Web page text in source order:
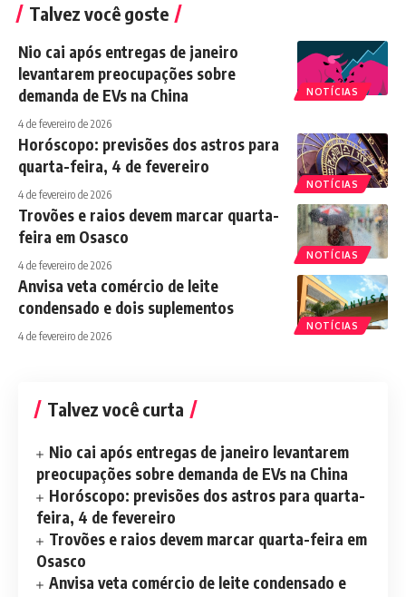
Talvez você goste
NOTÍCIAS
Nio cai após entregas de janeiro
levantarem preocupações sobre
demanda de EVs na China
4 de fevereiro de 2026
NOTÍCIAS
Horóscopo: previsões dos astros para
quarta-feira, 4 de fevereiro
4 de fevereiro de 2026
NOTÍCIAS
Trovões e raios devem marcar quarta-
feira em Osasco
4 de fevereiro de 2026
NOTÍCIAS
Anvisa veta comércio de leite
condensado e dois suplementos
4 de fevereiro de 2026
Talvez você curta
Nio cai após entregas de janeiro levantarem
preocupações sobre demanda de EVs na China
Horóscopo: previsões dos astros para quarta-
feira, 4 de fevereiro
Trovões e raios devem marcar quarta-feira em
Osasco
Anvisa veta comércio de leite condensado e